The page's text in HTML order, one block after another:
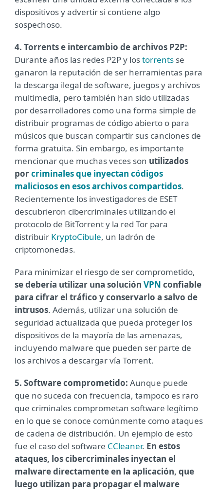
dispositivos y advertir si contiene algo
sospechoso.
4. Torrents e intercambio de archivos P2P:
Durante años las redes P2P y lostorrents se
ganaron la reputación de ser herramientas para
la descarga ilegal de software, juegos y archivos
multimedia, pero también han sido utilizadas
por desarrolladores como una forma simple de
distribuir programas de código abierto o para
músicos que buscan compartir sus canciones de
forma gratuita. Sin embargo, es importante
mencionar que muchas veces son utilizados
porcriminales que inyectan códigos
maliciosos en esos archivos compartidos.
Recientemente los investigadores de ESET
descubrieron cibercriminales utilizando el
protocolo de BitTorrent y la red Tor para
distribuir KryptoCibule, un ladrón de
criptomonedas.
Para minimizar el riesgo de ser comprometido,
se debería utilizar una solución VPN confiable
para cifrar el tráfico y conservarlo a salvo de
intrusos. Además, utilizar una solución de
seguridad actualizada que pueda proteger los
dispositivos de la mayoría de las amenazas,
incluyendo malware que pueden ser parte de
los archivos a descargar vía Torrent.
5. Software comprometido: Aunque puede
que no suceda con frecuencia, tampoco es raro
que criminales comprometan software legítimo
en lo que se conoce comúnmente como ataques
de cadena de distribución. Un ejemplo de esto
fue el caso del software CCleaner. En estos
ataques, los cibercriminales inyectan el
malware directamente en la aplicación, que
luego utilizan para propagar el malware